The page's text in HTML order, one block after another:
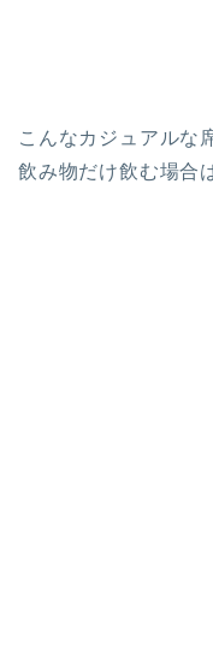
こんなカジュアルな
飲み物だけ飲む場合